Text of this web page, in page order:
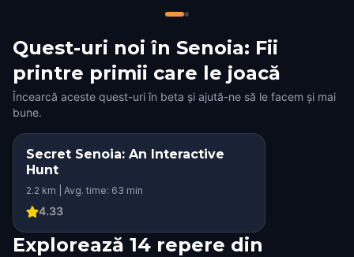
Quest-uri noi în Senoia: Fii
printre primii care le joacă
Încearcă aceste quest-uri în beta și ajută-ne să le facem și mai
bune.
Secret Senoia: An Interactive
Hunt
2.2 km | Avg. time: 63 min
4.33
Explorează 14 repere din